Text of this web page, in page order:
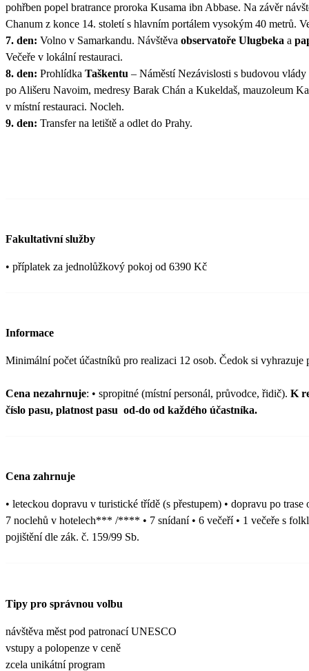
pohřben popel bratrance proroka Kusama ibn Abbase. Na závěr
Chanum z konce 14. století s hlavním portálem vysokým 40 metrů.
7. den: Volno v Samarkandu. Návštěva observatoře Ulugbeka a
Večeře v lokální restauraci.
8. den: Prohlídka Taškentu – Náměstí Nezávislosti s budovou
po Ališeru Navoim, medresy Barak Chán a Kukeldaš, mauzoleum
v místní restauraci. Nocleh.
9. den: Transfer na letiště a odlet do Prahy.
Fakultativní služby
• příplatek za jednolůžkový pokoj od 6390 Kč
Informace
Minimální počet účastníků pro realizaci 12 osob. Čedok si
Cena nezahrnuje: • spropitné (místní personál, průvodce, řidič). K
číslo pasu, platnost pasu od-do od každého účastníka.
Cena zahrnuje
• leteckou dopravu v turistické třídě (s přestupem) • dopravu po
7 noclehů v hotelech*** /**** • 7 snídaní • 6 večeří • 1 večeře s
pojištění dle zák. č. 159/99 Sb.
Tipy pro správnou volbu
návštěva měst pod patronací UNESCO
vstupy a polopenze v ceně
zcela unikátní program